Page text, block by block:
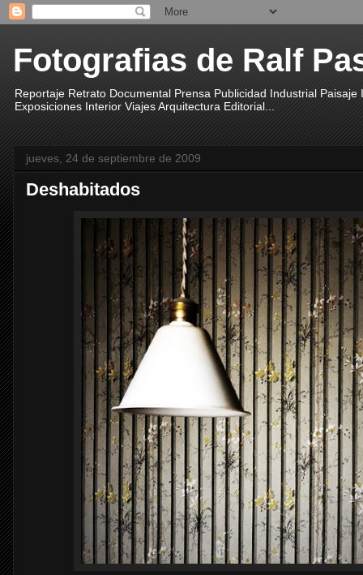
Fotografias de Ralf
Reportaje Retrato Documental Prensa Publicidad Industrial
Exposiciones Interior Viajes Arquitectura Editorial...
jueves, 24 de septiembre de 2009
Deshabitados